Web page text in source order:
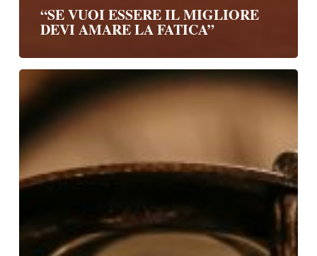
“SE VUOI ESSERE IL MIGLIORE
DEVI AMARE LA FATICA”